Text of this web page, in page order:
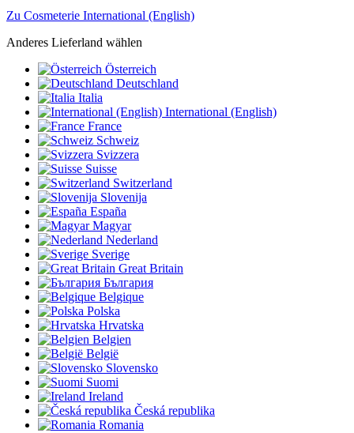
Zu Cosmeterie International (English)
Anderes Lieferland wählen
Österreich
Deutschland
Italia
International (English)
France
Schweiz
Svizzera
Suisse
Switzerland
Slovenija
España
Magyar
Nederland
Sverige
Great Britain
България
Belgique
Polska
Hrvatska
Belgien
België
Slovensko
Suomi
Ireland
Česká republika
Romania